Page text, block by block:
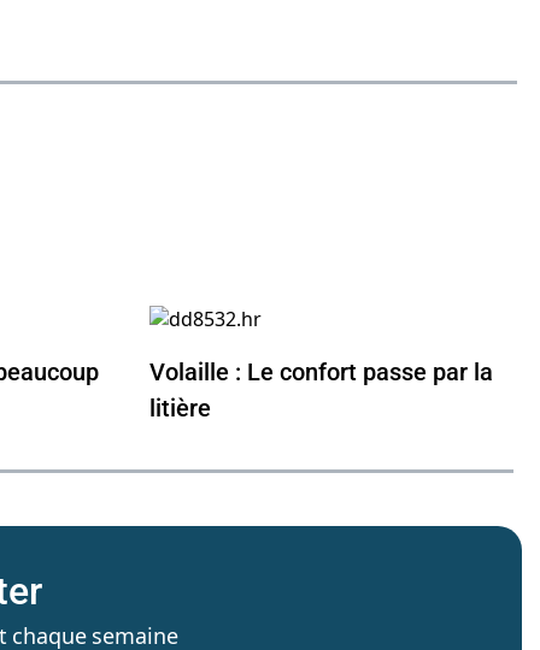
Volaille : Le confort passe par la
litière
chaque semaine